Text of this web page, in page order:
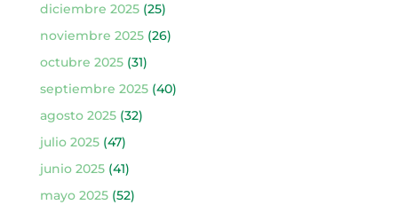
diciembre 2025(25)
noviembre 2025(26)
octubre 2025(31)
septiembre 2025(40)
agosto 2025(32)
julio 2025(47)
junio 2025(41)
mayo 2025(52)